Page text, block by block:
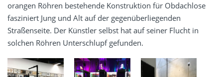
orangen Röhren bestehende Konstruktion für Obdachlose
fasziniert Jung und Alt auf der gegenüberliegenden
Straßenseite. Der Künstler selbst hat auf seiner Flucht in
solchen Röhren Unterschlupf gefunden.